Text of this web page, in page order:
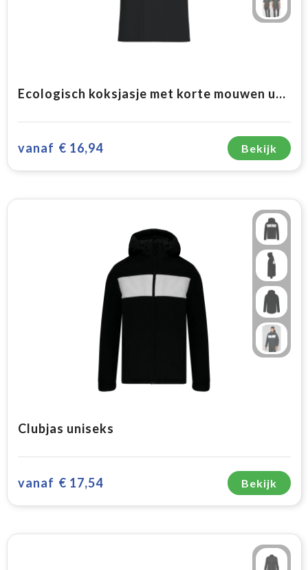
Ecologisch koksjasje met korte mouwen uniseks
vanaf € 16,94 Bekijk
Clubjas uniseks
vanaf € 17,54 Bekijk